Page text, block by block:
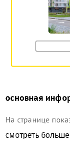
основная
На странице
смотреть больше